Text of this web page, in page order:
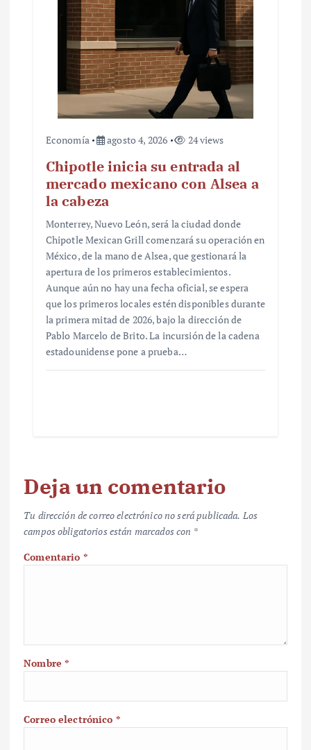
Economía agosto 4, 2026 24 views
Chipotle inicia su entrada al
mercado mexicano con Alsea a
la cabeza
Monterrey, Nuevo León, será la ciudad donde
Chipotle Mexican Grill comenzará su operación en
México, de la mano de Alsea, que gestionará la
apertura de los primeros establecimientos.
Aunque aún no hay una fecha oficial, se espera
que los primeros locales estén disponibles durante
la primera mitad de 2026, bajo la dirección de
Pablo Marcelo de Brito. La incursión de la cadena
estadounidense pone a prueba…
Deja un comentario
Tu dirección de correo electrónico no será publicada. Los
campos obligatorios están marcados con *
Comentario *
Nombre*
Correo electrónico *